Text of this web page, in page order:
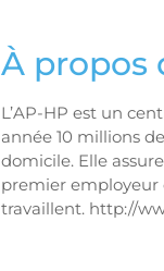
À propos
L’AP-HP est un
année 10 millions
domicile. Elle
premier employeur
travaillent. http://